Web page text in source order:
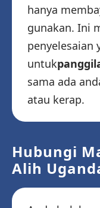
hanya
gunakan. Ini
penyelesaian
untuk
sama ada
atau kerap.
Hubungi
Alih